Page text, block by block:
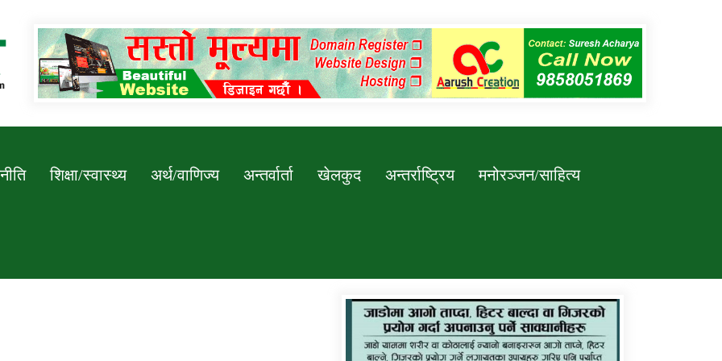
Newssarokar
शिक्षा/स्वास्थ्य अर्थ/वाणिज्य अन्तर्वार्ता खेलकुद अन्तर्राष्ट्रिय मनोरञ्जन/साहित्य
कर्णाली प्रविधि शिक्षालय जुम्लाको सुचना